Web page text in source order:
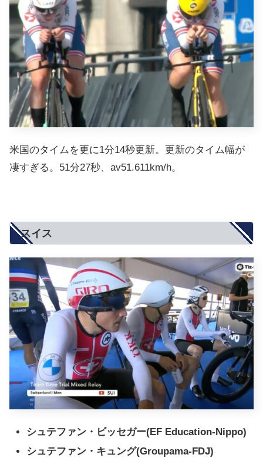
米国のタイムを更に1分14秒更新。更新のタイム幅が
凄すぎる。51分27秒、av51.611km/h。
スイス
シュテファン・ビッセガー(EF Education-Nippo)
シュテファン・キュング(Groupama-FDJ)